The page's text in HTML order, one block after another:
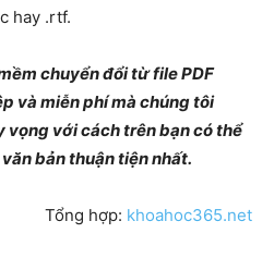
hay .rtf.
chuyển đổi từ file PDF
và miễn phí mà chúng tôi
vọng với cách trên bạn có thể
bản thuận tiện nhất.
Tổng hợp: khoahoc365.net